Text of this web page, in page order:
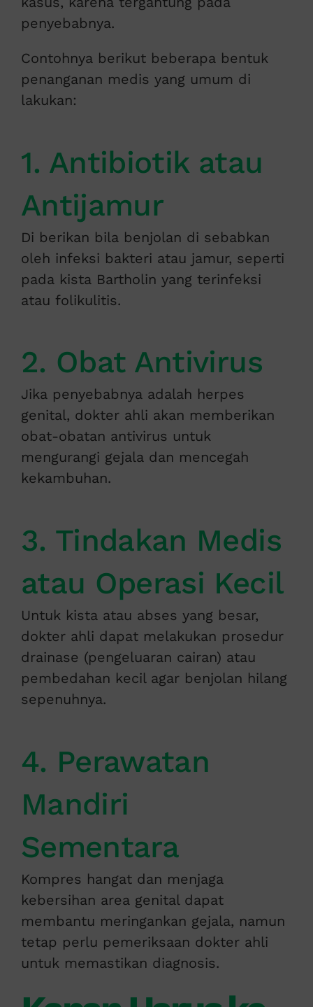
penyebabnya.
Contohnya berikut beberapa bentuk
penanganan medis yang umum di
lakukan:
1. Antibiotik atau
Antijamur
Di berikan bila benjolan di sebabkan
oleh infeksi bakteri atau jamur, seperti
pada kista Bartholin yang terinfeksi
atau folikulitis.
2. Obat Antivirus
Jika penyebabnya adalah herpes
genital, dokter ahli akan memberikan
obat-obatan antivirus untuk
mengurangi gejala dan mencegah
kekambuhan.
3. Tindakan Medis
atau Operasi Kecil
Untuk kista atau abses yang besar,
dokter ahli dapat melakukan prosedur
drainase (pengeluaran cairan) atau
pembedahan kecil agar benjolan hilang
sepenuhnya.
4. Perawatan
Mandiri
Sementara
Kompres hangat dan menjaga
kebersihan area genital dapat
membantu meringankan gejala, namun
tetap perlu pemeriksaan dokter ahli
untuk memastikan diagnosis.